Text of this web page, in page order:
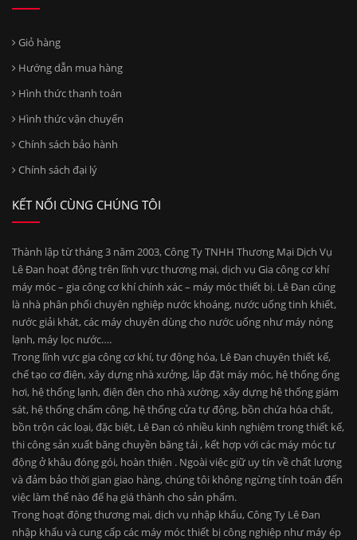
Giỏ hàng
Hướng dẫn mua hàng
Hình thức thanh toán
Hình thức vận chuyển
Chính sách bảo hành
Chính sách đại lý
KẾT NỐI CÙNG CHÚNG TÔI
Thành lập từ tháng 3 năm 2003, Công Ty TNHH Thương Mại Dịch Vụ
Lê Đan hoạt động trên lĩnh vực thương mại, dịch vụ Gia công cơ khí
máy móc – gia công cơ khí chính xác – máy móc thiết bị. Lê Đan cũng
là nhà phân phối chuyên nghiệp nước khoáng, nước uống tinh khiết,
nước giải khát, các máy chuyên dùng cho nước uống như máy nóng
lạnh, máy lọc nước….
Trong lĩnh vực gia công cơ khí, tự động hóa, Lê Đan chuyên thiết kế,
chế tạo cơ điện, xây dựng nhà xưởng, lắp đặt máy móc, hệ thống ống
hơi, hệ thống lạnh, điện đèn cho nhà xường, xây dựng hệ thống giám
sát, hệ thống chấm công, hệ thống cửa tự động, bồn chứa hóa chất,
bồn trộn các loại, đặc biệt, Lê Đan có nhiều kinh nghiệm trong thiết kế,
thi công sản xuất băng chuyền băng tải , kết hợp với các máy móc tự
động ở khâu đóng gói, hoàn thiện . Ngoài việc giữ uy tín về chất lượng
và đảm bảo thời gian giao hàng, chúng tôi không ngừng tính toán đến
việc làm thế nào để hạ giá thành cho sản phẩm.
Trong hoạt động thương mại, dịch vụ nhập khẩu, Công Ty Lê Đan
nhập khẩu và cung cấp các máy móc thiết bị công nghiệp như máy ép